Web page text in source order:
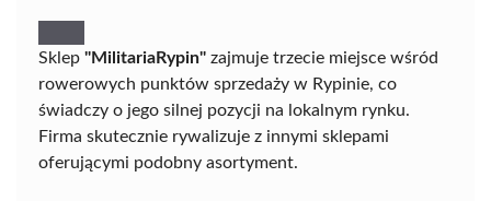
Sklep "MilitariaRypin" zajmuje trzecie miejsce wśród
rowerowych punktów sprzedaży w Rypinie, co
świadczy o jego silnej pozycji na lokalnym rynku.
Firma skutecznie rywalizuje z innymi sklepami
oferującymi podobny asortyment.